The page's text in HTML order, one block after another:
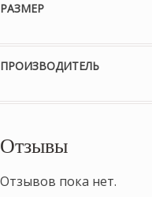
РАЗМЕР
ПРОИЗВОДИТЕЛЬ
Отзывы
Отзывов пока нет.